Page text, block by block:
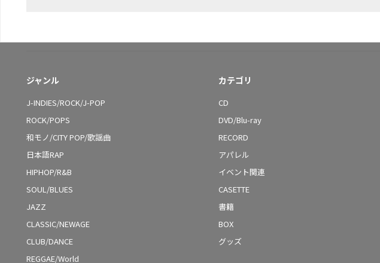
ジャンル
J-INDIES/ROCK/J-POP
ROCK/POPS
和モノ/CITY POP/歌謡曲
日本語RAP
HIPHOP/R&B
SOUL/BLUES
JAZZ
CLASSIC/NEWAGE
CLUB/DANCE
REGGAE/World
カテゴリ
CD
DVD/Blu-ray
RECORD
アパレル
イベント関連
CASETTE
書籍
BOX
グッズ